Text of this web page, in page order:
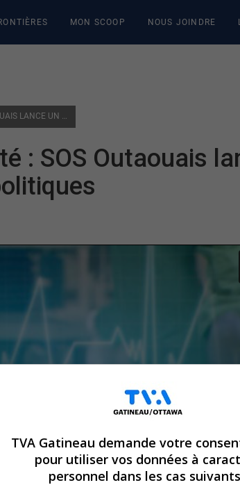
MON SCOOP NOUS JOINDRE
SOUS-FINANCEMENT EN SANTÉ : SOS OUTAOUAIS LANCE UN ULTIMATUM AUX PARTIS POLITIQUES
: SOS Outaouais
TVA Gatineau demande votre
pour utiliser vos données à
personnel dans les cas